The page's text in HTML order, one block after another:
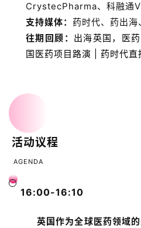
CrystecPharma、科融通
支持媒体： 药时代、药出海
往期回顾： 出海英国，医
国医药项目路演 | 药时代直
活动议程
AGENDA
16:00-16:10
英国作为全球医药领域